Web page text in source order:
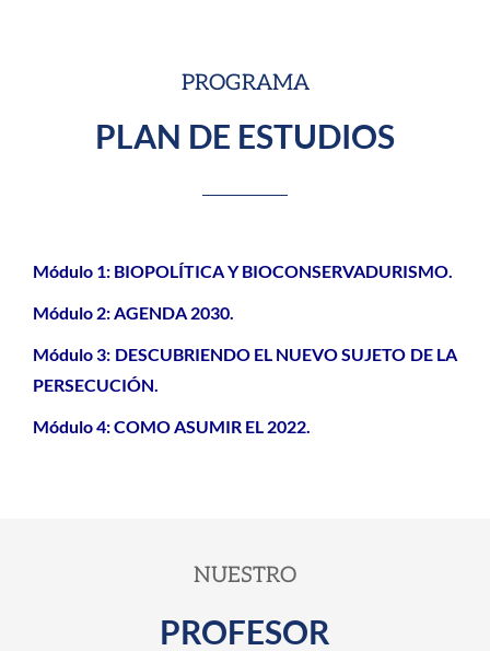
PROGRAMA
PLAN DE ESTUDIOS
Módulo 1: BIOPOLÍTICA Y BIOCONSERVADURISMO.
Módulo 2: AGENDA 2030.
Módulo 3: DESCUBRIENDO EL NUEVO SUJETO DE LA
PERSECUCIÓN.
Módulo 4: COMO ASUMIR EL 2022.
NUESTRO
PROFESOR